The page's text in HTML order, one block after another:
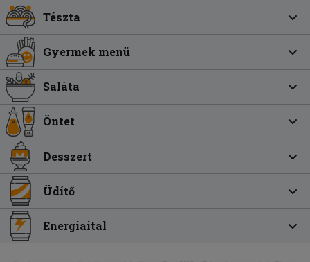
Tészta
Gyermek menü
Saláta
Öntet
Desszert
Üdítő
Energiaital